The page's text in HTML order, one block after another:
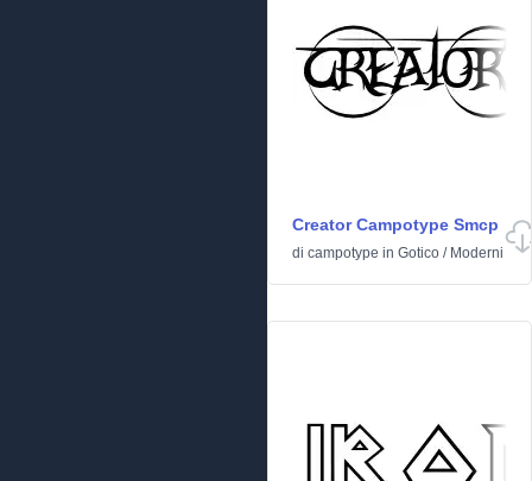
Creator Campotype Smcp
di campotype in Gotico / Moderni